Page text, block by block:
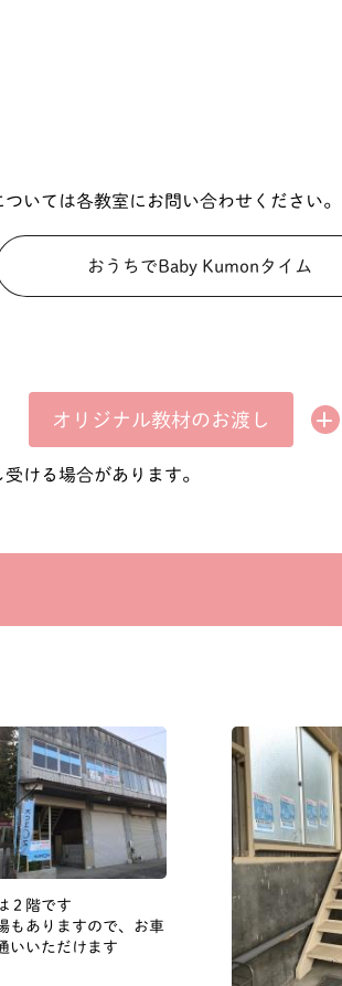
いては各教室にお問い合わせください。
おうちでBaby Kumonタイム
オリジナル教材のお渡し
ける場合があります。
２階です
もありますので、お車
いいただけます